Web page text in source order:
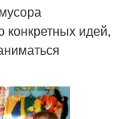
конкретных идей,